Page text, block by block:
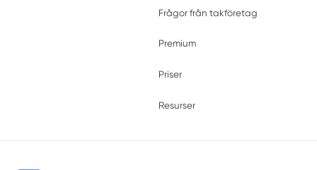
Frågor från takföretag
Premium
Priser
Resurser